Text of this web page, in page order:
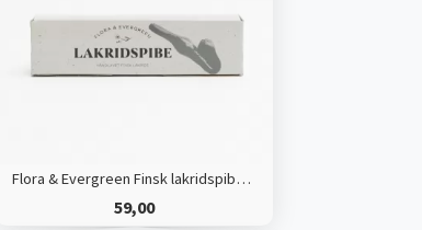
Flora & Evergreen Finsk lakridspibe i gaveæske
59,00